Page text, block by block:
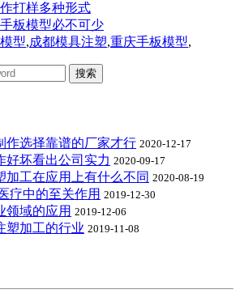
打样多种形式
板模型必不可少
型,成都模具注塑,重庆手板模型,
作选择靠谱的厂家才行 2020-12-17
好坏看出公司实力 2020-09-17
加工在应用上有什么不同 2020-08-19
疗中的至关作用 2019-12-30
领域的应用 2019-12-06
塑加工的行业 2019-11-08